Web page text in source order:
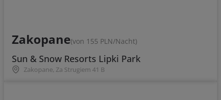
Zakopane(von 155 PLN/Nacht)
Sun & Snow Resorts Lipki Park
Zakopane, Za Strugiem 41 B